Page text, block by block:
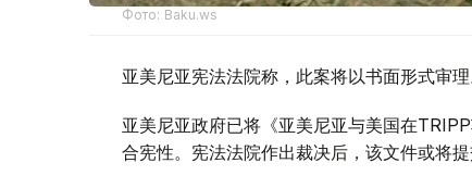
Фото: Baku.ws
亚美尼亚宪法法院称，此案将以书面形式审理
亚美尼亚政府已将《亚美尼亚与美国在
合宪性。宪法法院作出裁决后，该文件或将提